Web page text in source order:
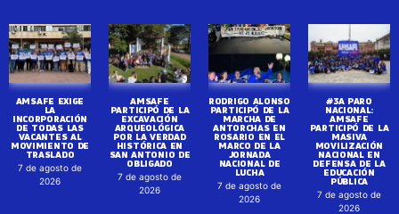
AMSAFE EXIGE
LA
INCORPORACIÓN
DE TODAS LAS
VACANTES AL
MOVIMIENTO DE
TRASLADO
7 de agosto de
2026
AMSAFE
PARTICIPÓ DE LA
EXCAVACIÓN
ARQUEOLÓGICA
POR LA VERDAD
HISTÓRICA EN
SAN ANTONIO DE
OBLIGADO
7 de agosto de
2026
RODRIGO ALONSO
PARTICIPÓ DE LA
MARCHA DE
ANTORCHAS EN
ROSARIO EN EL
MARCO DE LA
JORNADA
NACIONAL DE
LUCHA
7 de agosto de
2026
#3A PARO
NACIONAL:
AMSAFE
PARTICIPÓ DE LA
MASIVA
MOVILIZACIÓN
NACIONAL EN
DEFENSA DE LA
EDUCACIÓN
PÚBLICA
7 de agosto de
2026